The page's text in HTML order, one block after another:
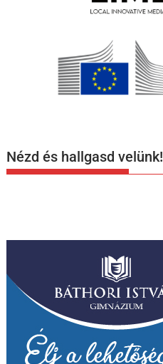
Nézd és hallgasd velünk!